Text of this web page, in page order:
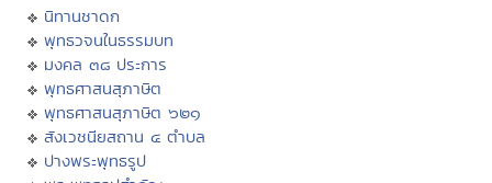
นิทานชาดก
พุทธวจนในธรรมบท
มงคล ๓๘ ประการ
พุทธศาสนสุภาษิต
พุทธศาสนสุภาษิต ๖๒๑
สังเวชนียสถาน ๔ ตำบล
ปางพระพุทธรูป